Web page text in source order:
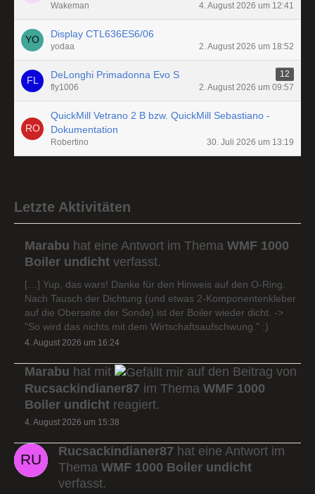
Wakeman 4. August 2026 um 12:41
Display CTL636ES6/06
yodaa 2. August 2026 um 18:52
DeLonghi Primadonna Evo S
12
fly1006
2. August 2026 um 09:57
QuickMill Vetrano 2 B bzw. QuickMill Sebastiano -
Dokumentation
Robertino 30. Juli 2026 um 13:19
Letzte Aktivitäten
Marabu hat eine Antwort im Thema WMF 1000
Boiler undicht verfasst.
[…] Yup, das wars! Danke für den Hinweis auf den O-Ring.
Nach Tausch der Dichtung (und etwas 2-Komponentenkleber
auf die Oberseite der Sonde) ist der Boiler wieder dicht. ->
"So wird das nichts mit dem Wirtschaftsaufschwung." :)
4. August 2026 um 16:24
Marabu hat mit
auf den Beitrag von
Rucsackindianer87 im Thema WMF 1000
Boiler undicht reagiert.
4. August 2026 um 15:38
Rucsackindianer87 hat eine Antwort im
Thema WMF 1000 Boiler undicht
verfasst.